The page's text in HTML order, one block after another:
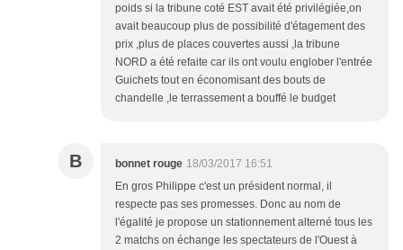
poids si la tribune coté EST avait été privilégiée,on
avait beaucoup plus de possibilité d'étagement des
prix ,plus de places couvertes aussi ,la tribune
NORD a été refaite car ils ont voulu englober l'entrée
Guichets tout en économisant des bouts de
chandelle ,le terrassement a bouffé le budget
B bonnet rouge 18/03/2017 16:51
En gros Philippe c'est un président normal, il
respecte pas ses promesses. Donc au nom de
l'égalité je propose un stationnement alterné tous les
2 matchs on échange les spectateurs de l'Ouest à